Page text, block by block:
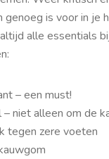
is voor in je
alle essentials
– een must!
– niet alleen om de
tegen zere voeten